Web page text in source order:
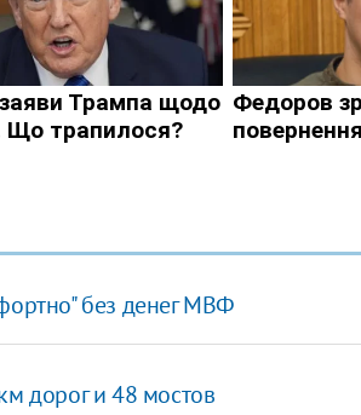
без денег МВФ
дорог и 48 мостов